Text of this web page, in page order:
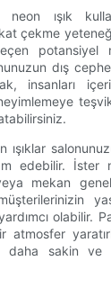
neon ışık
çekme
potansiyel
dış
insanları
ışıklar
edebilir. İster
mekan
olabilir.
atmosfer
daha sakin ve